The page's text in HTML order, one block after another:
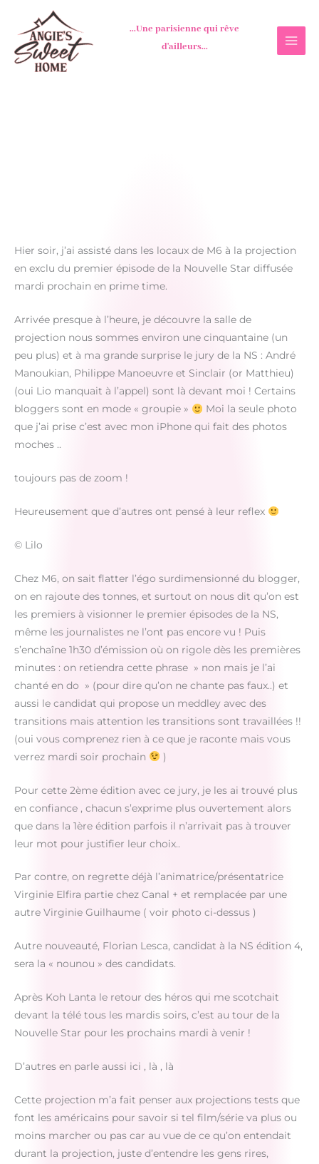
contenu
...Une parisienne qui rêve
d'ailleurs...
Hier soir, j’ai assisté dans les locaux de M6 à la projection
en exclu du premier épisode de la Nouvelle Star diffusée
mardi prochain en prime time.
Arrivée presque à l’heure, je découvre la salle de
projection nous sommes environ une cinquantaine (un
peu plus) et à ma grande surprise le jury de la NS : André
Manoukian, Philippe Manoeuvre et Sinclair (or Matthieu)
(oui Lio manquait à l’appel) sont là devant moi ! Certains
bloggers sont en mode « groupie »
Moi la seule photo
que j’ai prise c’est avec mon iPhone qui fait des photos
moches ..
toujours pas de zoom !
Heureusement que d’autres ont pensé à leur reflex
© Lilo
Chez M6, on sait flatter l’égo surdimensionné du blogger,
on en rajoute des tonnes, et surtout on nous dit qu’on est
les premiers à visionner le premier épisodes de la NS,
même les journalistes ne l’ont pas encore vu ! Puis
s’enchaîne 1h30 d’émission où on rigole dès les premières
minutes : on retiendra cette phrase » non mais je l’ai
chanté en do » (pour dire qu’on ne chante pas faux..) et
aussi le candidat qui propose un meddley avec des
transitions mais attention les transitions sont travaillées !!
(oui vous comprenez rien à ce que je raconte mais vous
verrez mardi soir prochain
)
Pour cette 2ème édition avec ce jury, je les ai trouvé plus
en confiance , chacun s’exprime plus ouvertement alors
que dans la 1ère édition parfois il n’arrivait pas à trouver
leur mot pour justifier leur choix..
Par contre, on regrette déjà l’animatrice/présentatrice
Virginie Elfira partie chez Canal + et remplacée par une
autre Virginie Guilhaume ( voir photo ci-dessus )
Autre nouveauté, Florian Lesca, candidat à la NS édition 4,
sera la « nounou » des candidats.
Après Koh Lanta le retour des héros qui me scotchait
devant la télé tous les mardis soirs, c’est au tour de la
Nouvelle Star pour les prochains mardi à venir !
D’autres en parle aussi ici , là , là
Cette projection m’a fait penser aux projections tests que
font les américains pour savoir si tel film/série va plus ou
moins marcher ou pas car au vue de ce qu’on entendait
durant la projection, juste d’entendre les gens rires,